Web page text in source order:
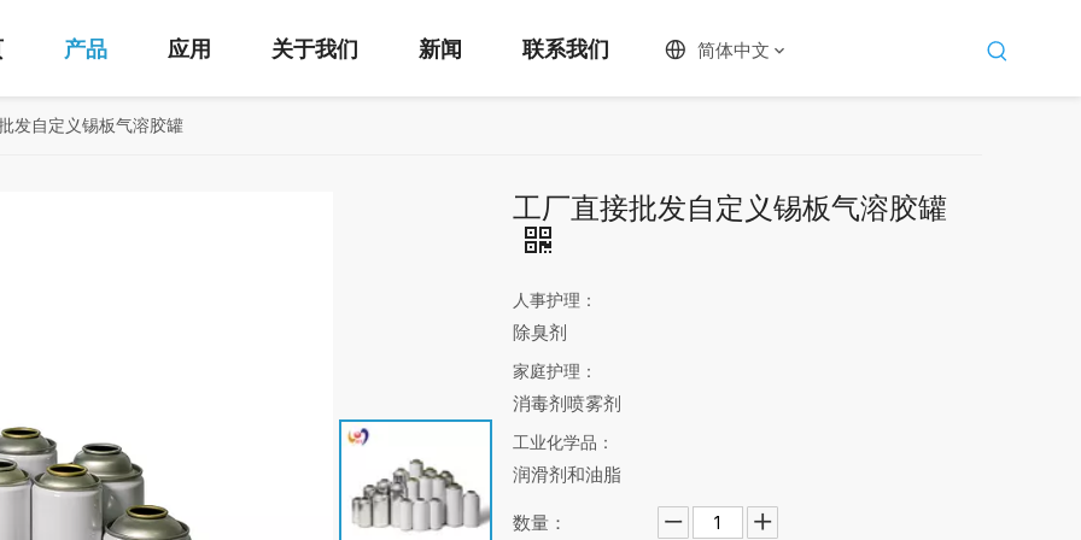
产品 应用 关于我们 新闻 联系我们 简体中文
发自定义锡板气溶胶罐
工厂直接批发自定义锡板气溶胶罐
人事护理：
除臭剂
家庭护理：
消毒剂喷雾剂
工业化学品：
润滑剂和油脂
数量：